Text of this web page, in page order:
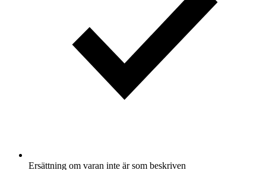
Ersättning om varan inte är som beskriven